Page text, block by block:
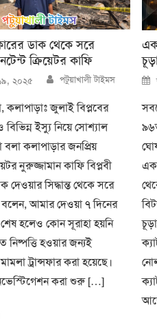
ডাক থেকে সরে
ক্রিয়েটর কাফি
২০২৫ Author
পটুয়াখালী টাইমস
কলাপাড়াঃ জুলাই বিপ্লবের
বিভিন্ন ইস্যু নিয়ে সোশ্যাল
বলা কলাপাড়ার জনপ্রিয়
নুরুজ্জামান কাফি বিপ্লবী
দেওয়ার সিদ্ধান্ত থেকে সরে
বলেন, আমার দেওয়া ৭ দিনের
হলেও কোন সূরাহা হয়নি
নিষ্পত্তি হওয়ার জন্যই
ট্রান্সফার করা হয়েছে।
করা শুরু […]